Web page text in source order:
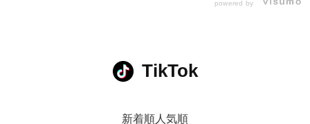
powered by
TikTok
新着順人気順